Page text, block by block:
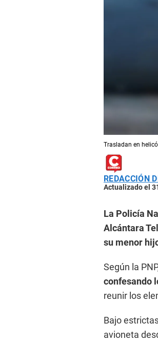
Trasladan en
REDACCIÓN
Actualizado el
La Policía
Alcántara
su menor
Según la
confesando
reunir los
Bajo
avioneta